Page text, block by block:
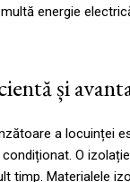
energie
și
a locuinței
condiționat. O
timp. Materialele